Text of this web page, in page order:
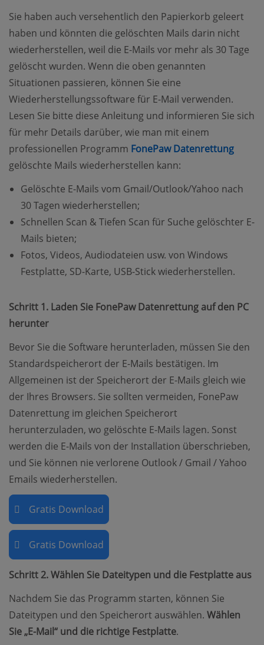
Sie haben auch versehentlich den Papierkorb geleert
haben und könnten die gelöschten Mails darin nicht
wiederherstellen, weil die E-Mails vor mehr als 30 Tage
gelöscht wurden. Wenn die oben genannten
Situationen passieren, können Sie eine
Wiederherstellungssoftware für E-Mail verwenden.
Lesen Sie bitte diese Anleitung und informieren Sie sich
für mehr Details darüber, wie man mit einem
professionellen Programm FonePaw Datenrettung
gelöschte Mails wiederherstellen kann:
Gelöschte E-Mails vom Gmail/Outlook/Yahoo nach
30 Tagen wiederherstellen;
Schnellen Scan & Tiefen Scan für Suche gelöschter E-
Mails bieten;
Fotos, Videos, Audiodateien usw. von Windows
Festplatte, SD-Karte, USB-Stick wiederherstellen.
Schritt 1. Laden Sie FonePaw Datenrettung auf den PC
herunter
Bevor Sie die Software herunterladen, müssen Sie den
Standardspeicherort der E-Mails bestätigen. Im
Allgemeinen ist der Speicherort der E-Mails gleich wie
der Ihres Browsers. Sie sollten vermeiden, FonePaw
Datenrettung im gleichen Speicherort
herunterzuladen, wo gelöschte E-Mails lagen. Sonst
werden die E-Mails von der Installation überschrieben,
und Sie können nie verlorene Outlook / Gmail / Yahoo
Emails wiederherstellen.
Gratis Download
Gratis Download
Schritt 2. Wählen Sie Dateitypen und die Festplatte aus
Nachdem Sie das Programm starten, können Sie
Dateitypen und den Speicherort auswählen. Wählen
Sie „E-Mail“ und die richtige Festplatte.